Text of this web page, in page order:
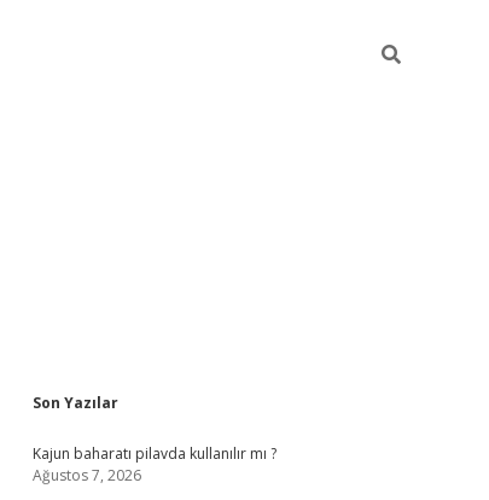
Sidebar
Son Yazılar
Kajun baharatı pilavda kullanılır mı ?
Ağustos 7, 2026
elexbet yeni giriş adresi